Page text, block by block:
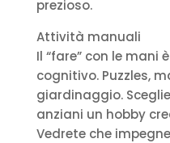
prezioso.
Attività manuali
Il “fare” con le
cognitivo. Puzzles,
giardinaggio.
anziani un hobby
Vedrete che